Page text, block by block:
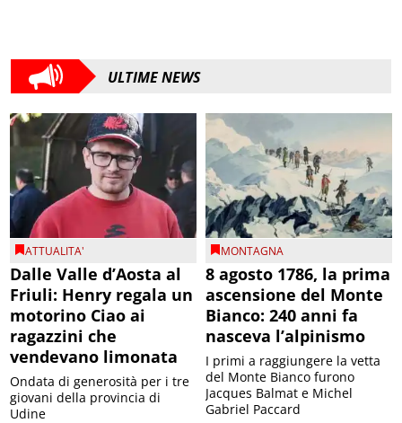
ULTIME NEWS
ATTUALITA'
Dalle Valle d’Aosta al
Friuli: Henry regala un
motorino Ciao ai
ragazzini che
vendevano limonata
Ondata di generosità per i tre
giovani della provincia di
Udine
MONTAGNA
8 agosto 1786, la prima
ascensione del Monte
Bianco: 240 anni fa
nasceva l’alpinismo
I primi a raggiungere la vetta
del Monte Bianco furono
Jacques Balmat e Michel
Gabriel Paccard